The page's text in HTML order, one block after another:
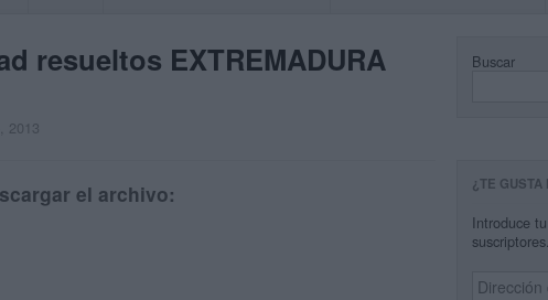
resueltos EXTREMADURA
2013
el archivo:
Buscar
¿TE GUSTA
Introduce
suscriptores.
Dirección